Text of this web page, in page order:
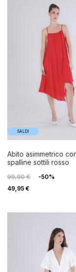
SALDI
abito asimmetrico con
spalline sottili rosso
99,90 €
-50%
49,95 €